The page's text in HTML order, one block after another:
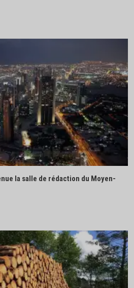
la salle de rédaction du Moyen-